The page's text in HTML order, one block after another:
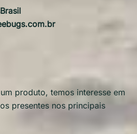
produto, temos interesse em
presentes nos principais